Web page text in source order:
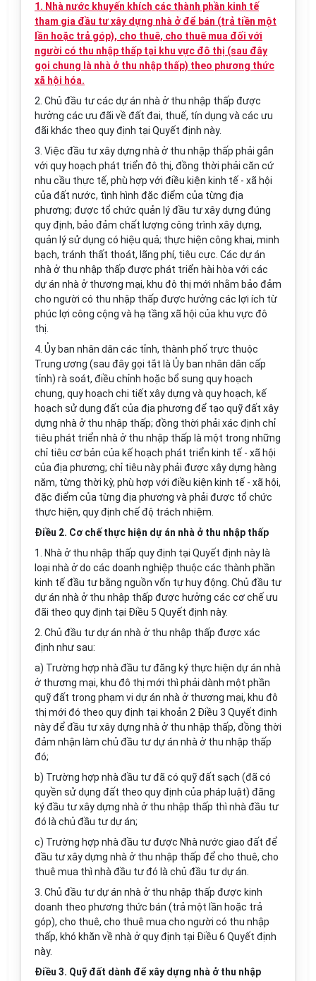
1. Nhà nước khuyến khích các thành phần kinh tế
tham gia đầu tư xây dựng nhà ở để bán (trả tiền một
lần hoặc trả góp), cho thuê, cho thuê mua đối với
người có thu nhập thấp tại khu vực đô thị (sau đây
gọi chung là nhà ở thu nhập thấp) theo phương thức
xã hội hóa.
2. Chủ đầu tư các dự án nhà ở thu nhập thấp được
hưởng các ưu đãi về đất đai, thuế, tín dụng và các ưu
đãi khác theo quy định tại Quyết định này.
3. Việc đầu tư xây dựng nhà ở thu nhập thấp phải gắn
với quy hoạch phát triển đô thị, đồng thời phải căn cứ
nhu cầu thực tế, phù hợp với điều kiện kinh tế - xã hội
của đất nước, tình hình đặc điểm của từng địa
phương; được tổ chức quản lý đầu tư xây dựng đúng
quy định, bảo đảm chất lượng công trình xây dựng,
quản lý sử dụng có hiệu quả; thực hiện công khai, minh
bạch, tránh thất thoát, lãng phí, tiêu cực. Các dự án
nhà ở thu nhập thấp được phát triển hài hòa với các
dự án nhà ở thương mại, khu đô thị mới nhằm bảo đảm
cho người có thu nhập thấp được hưởng các lợi ích từ
phúc lợi công cộng và hạ tầng xã hội của khu vực đô
thị.
4. Ủy ban nhân dân các tỉnh, thành phố trực thuộc
Trung ương (sau đây gọi tắt là Ủy ban nhân dân cấp
tỉnh) rà soát, điều chỉnh hoặc bổ sung quy hoạch
chung, quy hoạch chi tiết xây dựng và quy hoạch, kế
hoạch sử dụng đất của địa phương để tạo quỹ đất xây
dựng nhà ở thu nhập thấp; đồng thời phải xác định chỉ
tiêu phát triển nhà ở thu nhập thấp là một trong những
chỉ tiêu cơ bản của kế hoạch phát triển kinh tế - xã hội
của địa phương; chỉ tiêu này phải được xây dựng hàng
năm, từng thời kỳ, phù hợp với điều kiện kinh tế - xã hội,
đặc điểm của từng địa phương và phải được tổ chức
thực hiện, quy định chế độ trách nhiệm.
Điều 2. Cơ chế thực hiện dự án nhà ở thu nhập thấp
1. Nhà ở thu nhập thấp quy định tại Quyết định này là
loại nhà ở do các doanh nghiệp thuộc các thành phần
kinh tế đầu tư bằng nguồn vốn tự huy động. Chủ đầu tư
dự án nhà ở thu nhập thấp được hưởng các cơ chế ưu
đãi theo quy định tại Điều 5 Quyết định này.
2. Chủ đầu tư dự án nhà ở thu nhập thấp được xác
định như sau:
a) Trường hợp nhà đầu tư đăng ký thực hiện dự án nhà
ở thương mại, khu đô thị mới thì phải dành một phần
quỹ đất trong phạm vi dự án nhà ở thương mại, khu đô
thị mới đó theo quy định tại khoản 2 Điều 3 Quyết định
này để đầu tư xây dựng nhà ở thu nhập thấp, đồng thời
đảm nhận làm chủ đầu tư dự án nhà ở thu nhập thấp
đó;
b) Trường hợp nhà đầu tư đã có quỹ đất sạch (đã có
quyền sử dụng đất theo quy định của pháp luật) đăng
ký đầu tư xây dựng nhà ở thu nhập thấp thì nhà đầu tư
đó là chủ đầu tư dự án;
c) Trường hợp nhà đầu tư được Nhà nước giao đất để
đầu tư xây dựng nhà ở thu nhập thấp để cho thuê, cho
thuê mua thì nhà đầu tư đó là chủ đầu tư dự án.
3. Chủ đầu tư dự án nhà ở thu nhập thấp được kinh
doanh theo phương thức bán (trả một lần hoặc trả
góp), cho thuê, cho thuê mua cho người có thu nhập
thấp, khó khăn về nhà ở quy định tại Điều 6 Quyết định
này.
Điều 3. Quỹ đất dành để xây dựng nhà ở thu nhập